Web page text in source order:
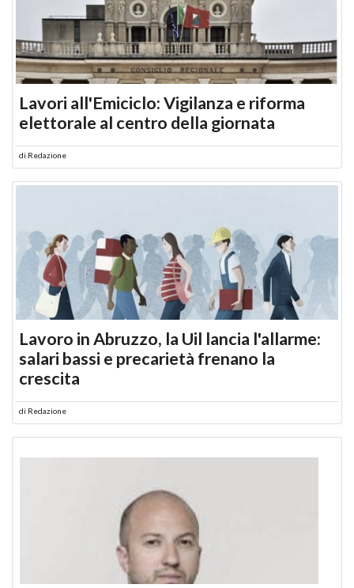
Lavori all'Emiciclo: Vigilanza e riforma
elettorale al centro della giornata
di Redazione
Lavoro in Abruzzo, la Uil lancia l'allarme:
salari bassi e precarietà frenano la
crescita
di Redazione